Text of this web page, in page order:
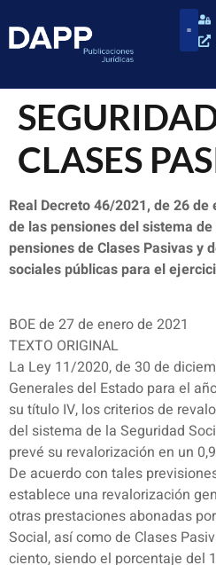
CLASES
Real Decreto 46/2021, de 26
de las pensiones del sistema
pensiones de Clases Pasivas y
sociales públicas para el
BOE de 27 de enero de 2021
TEXTO ORIGINAL
La Ley 11/2020, de 30 de
Generales del Estado para el
su título IV, los criterios de
del sistema de la Seguridad
prevé su revalorización en un
De acuerdo con tales
establece una revalorización
otras prestaciones abonadas
Social, así como de Clases
ciento, siendo el porcentaje del